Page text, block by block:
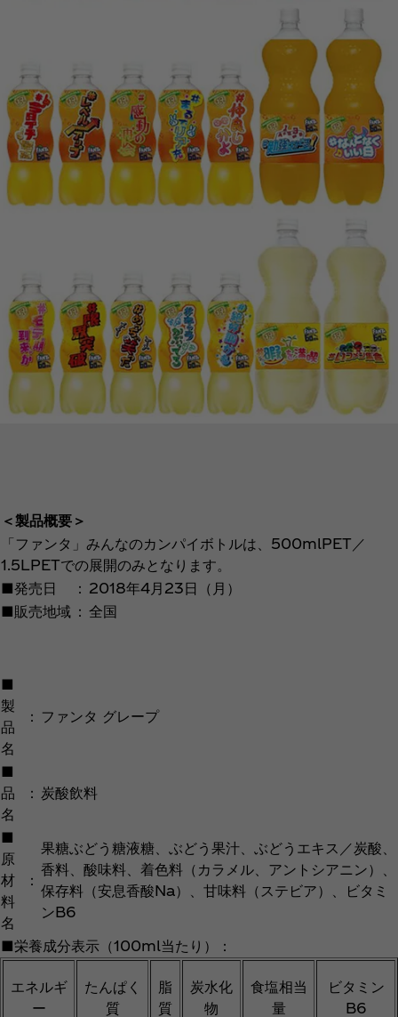
＜製品概要＞
「ファンタ」みんなのカンパイボトルは、500mlPET／
1.5LPETでの展開のみとなります。
■発売日
： 2018年4月23日（月）
■販売地域 ： 全国
■
製
品
名
： ファンタ グレープ
■
品
名
： 炭酸飲料
■
原
材
料
名
：
果糖ぶどう糖液糖、ぶどう果汁、ぶどうエキス／炭酸、
香料、酸味料、着色料（カラメル、アントシアニン）、
保存料（安息香酸Na）、甘味料（ステビア）、ビタミ
ンB6
■栄養成分表示（100ml当たり）：
エネルギ
ー
たんぱく
質
脂
質
炭水化
物
食塩相当
量
ビタミン
B6